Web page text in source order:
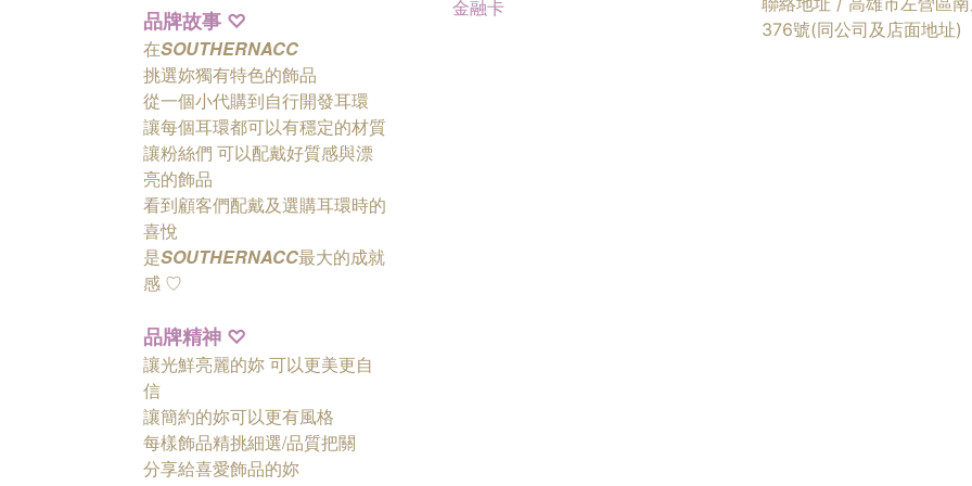
品牌故事 ♡
在SOUTHERNACC
挑選妳獨有特色的飾品
從一個小代購到自行開發耳環
讓每個耳環都可以有穩定的材質
讓粉絲們 可以配戴好質感與漂
亮的飾品
看到顧客們配戴及選購耳環時的
喜悅
是SOUTHERNACC最大的成就
感 ♡
品牌精神 ♡
讓光鮮亮麗的妳 可以更美更自
信
讓簡約的妳可以更有風格
每樣飾品精挑細選/品質把關
分享給喜愛飾品的妳
金融卡
376號(同公司及店面地址)